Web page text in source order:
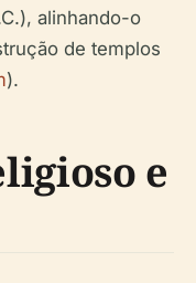
alinhando-o
de templos
).
e